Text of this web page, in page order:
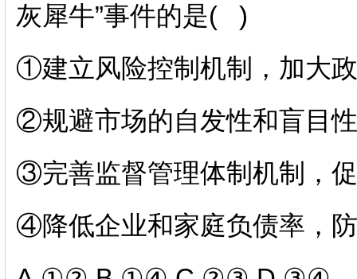
灰犀牛”事件的是(
)
①建立风险控制机制，加大
②规避市场的自发性和盲目
③完善监督管理体制机制，
④降低企业和家庭负债率，